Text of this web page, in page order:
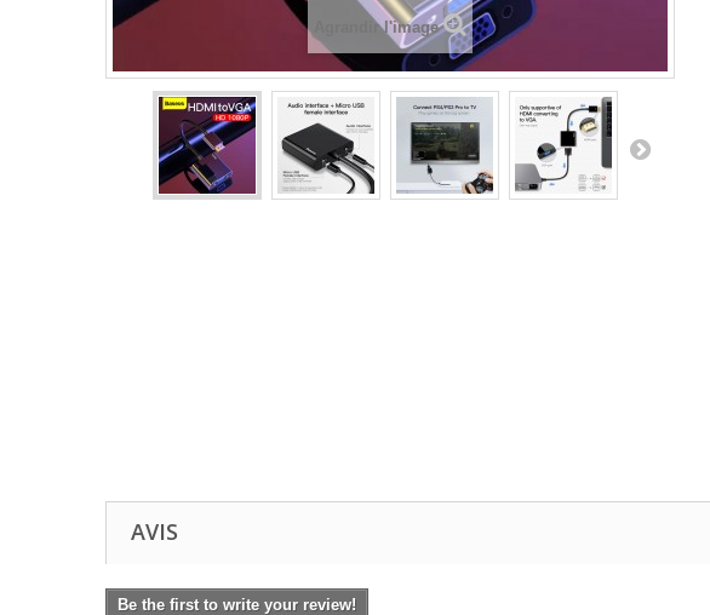
Agrandir l'image
AVIS
Be the first to write your review!